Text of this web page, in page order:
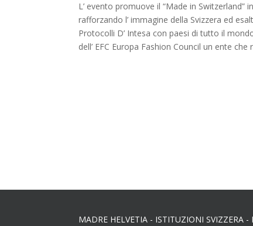
L’ evento promuove il “Made in
rafforzando l’ immagine della Svizzera ed
Protocolli D’ Intesa con paesi di tutto il
dell’ EFC Europa Fashion Council un ente
MADRE HELVETIA - ISTITUZIONI SVIZZERA